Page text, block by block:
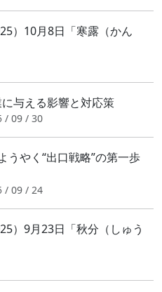
）10月8日「寒露（かん
与える影響と対応策
/ 09 / 30
やく“出口戦略”の第一歩
/ 09 / 24
）9月23日「秋分（しゅう